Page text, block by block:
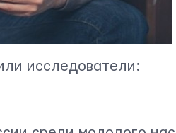
исследователи: